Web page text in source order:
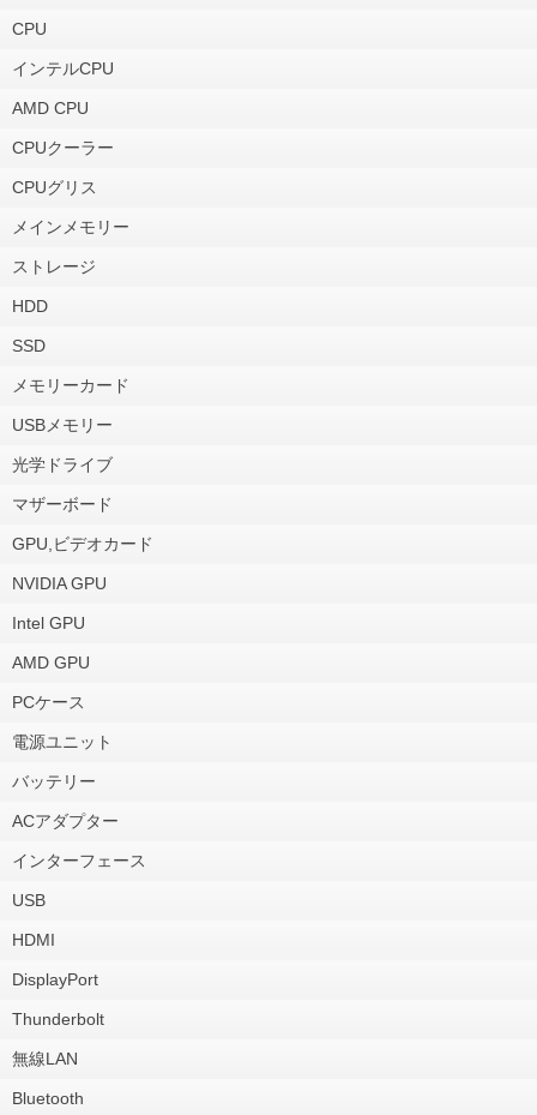
CPU
インテルCPU
AMD CPU
CPUクーラー
CPUグリス
メインメモリー
ストレージ
HDD
SSD
メモリーカード
USBメモリー
光学ドライブ
マザーボード
GPU,ビデオカード
NVIDIA GPU
Intel GPU
AMD GPU
PCケース
電源ユニット
バッテリー
ACアダプター
インターフェース
USB
HDMI
DisplayPort
Thunderbolt
無線LAN
Bluetooth